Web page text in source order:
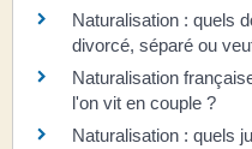
Naturalisation : quels
divorcé, séparé ou
Naturalisation
l'on vit en couple ?
Naturalisation : quels